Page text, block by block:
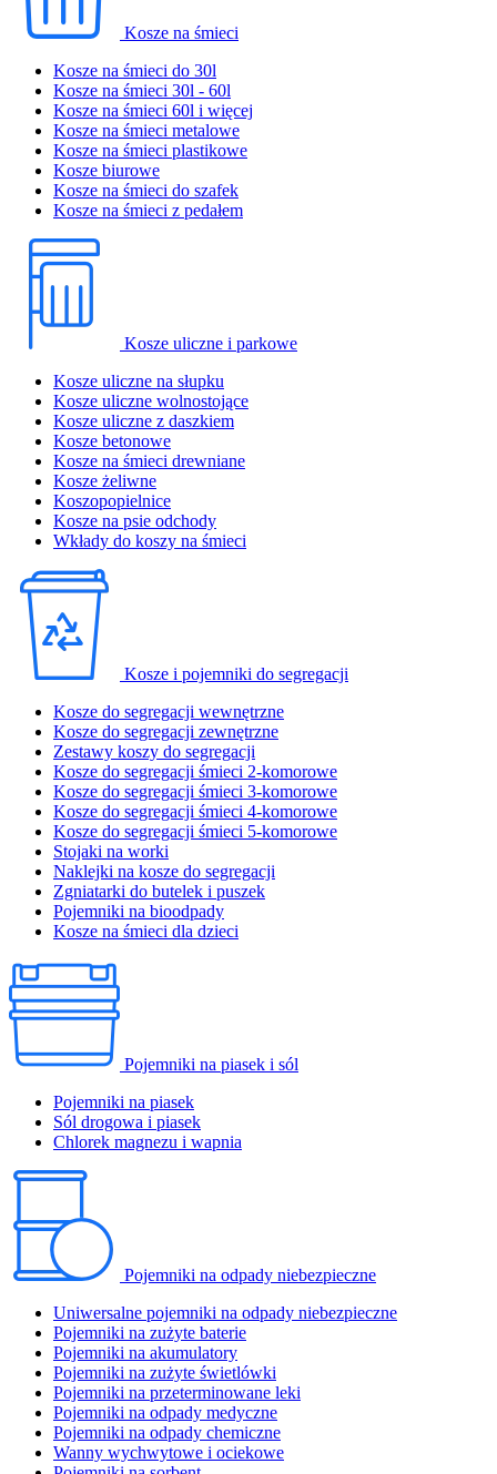
Kosze na śmieci
Kosze na śmieci do 30l
Kosze na śmieci 30l - 60l
Kosze na śmieci 60l i więcej
Kosze na śmieci metalowe
Kosze na śmieci plastikowe
Kosze biurowe
Kosze na śmieci do szafek
Kosze na śmieci z pedałem
Kosze uliczne i parkowe
Kosze uliczne na słupku
Kosze uliczne wolnostojące
Kosze uliczne z daszkiem
Kosze betonowe
Kosze na śmieci drewniane
Kosze żeliwne
Koszopopielnice
Kosze na psie odchody
Wkłady do koszy na śmieci
Kosze i pojemniki do segregacji
Kosze do segregacji wewnętrzne
Kosze do segregacji zewnętrzne
Zestawy koszy do segregacji
Kosze do segregacji śmieci 2-komorowe
Kosze do segregacji śmieci 3-komorowe
Kosze do segregacji śmieci 4-komorowe
Kosze do segregacji śmieci 5-komorowe
Stojaki na worki
Naklejki na kosze do segregacji
Zgniatarki do butelek i puszek
Pojemniki na bioodpady
Kosze na śmieci dla dzieci
Pojemniki na piasek i sól
Pojemniki na piasek
Sól drogowa i piasek
Chlorek magnezu i wapnia
Pojemniki na odpady niebezpieczne
Uniwersalne pojemniki na odpady niebezpieczne
Pojemniki na zużyte baterie
Pojemniki na akumulatory
Pojemniki na zużyte świetlówki
Pojemniki na przeterminowane leki
Pojemniki na odpady medyczne
Pojemniki na odpady chemiczne
Wanny wychwytowe i ociekowe